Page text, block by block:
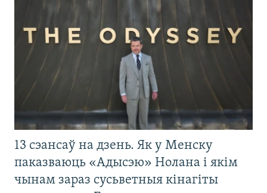
13 сэансаў на дзень. Як у Менску
паказваюць «Адысэю» Нолана і якім
чынам зараз сусьветныя кінагіты